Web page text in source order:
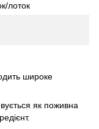
лоток
широке
як поживна